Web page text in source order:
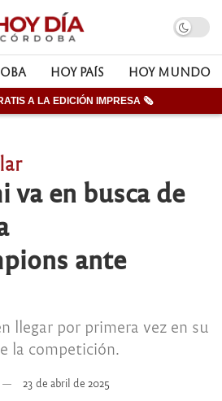
HOY PAÍS HOY MUNDO
A LA EDICIÓN IMPRESA 🗞
en busca de
ante
llegar por primera vez en su
la competición.
23 de abril de 2025